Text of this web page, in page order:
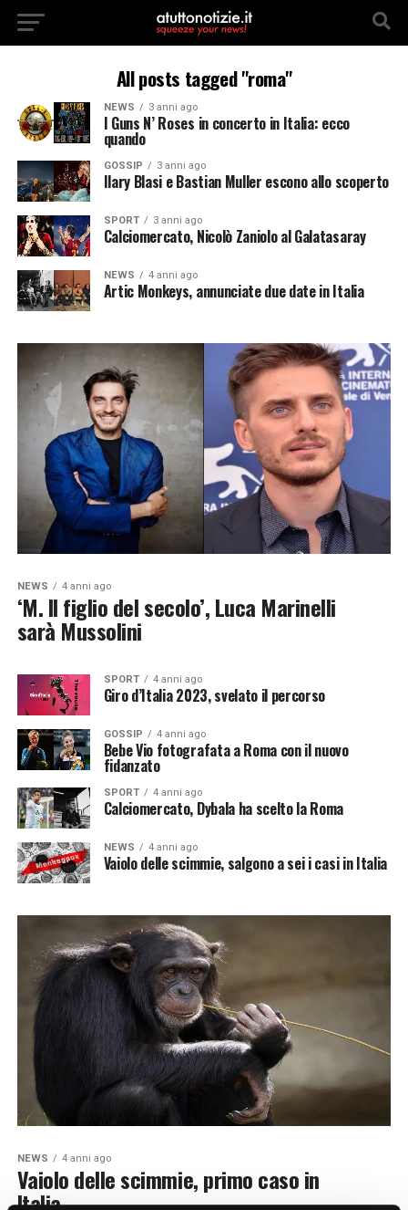
All posts tagged "roma"
NEWS 3 anni ago
I Guns N’ Roses in concerto in Italia: ecco
quando
GOSSIP 3 anni ago
Ilary Blasi e Bastian Muller escono allo scoperto
SPORT 3 anni ago
Calciomercato, Nicolò Zaniolo al Galatasaray
NEWS 4 anni ago
Artic Monkeys, annunciate due date in Italia
NEWS 4 anni ago
‘M. Il figlio del secolo’, Luca Marinelli
sarà Mussolini
SPORT 4 anni ago
Giro d’Italia 2023, svelato il percorso
GOSSIP 4 anni ago
Bebe Vio fotografata a Roma con il nuovo
fidanzato
SPORT 4 anni ago
Calciomercato, Dybala ha scelto la Roma
NEWS 4 anni ago
Vaiolo delle scimmie, salgono a sei i casi in Italia
NEWS 4 anni ago
Vaiolo delle scimmie, primo caso in
Italia